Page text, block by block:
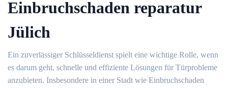
Einbruchschaden reparatur
Jülich
Ein zuverlässiger Schlüsseldienst spielt eine wichtige Rolle, wenn
es darum geht, schnelle und effiziente Lösungen für Türprobleme
anzubieten.​ Insbesondere in einer Stadt wie Einbruchschaden